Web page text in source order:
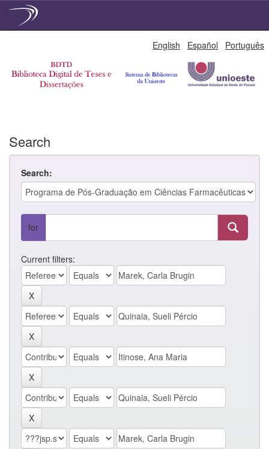
English Español Português
Search
Search:
for
Current filters: